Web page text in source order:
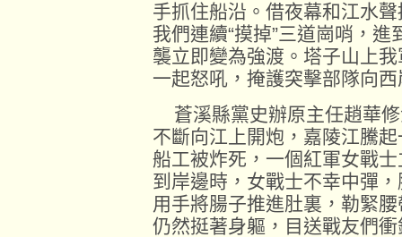
手抓住船沿。借夜幕和江水
我們連續“摸掉”三道崗哨，
襲立即變為強渡。塔子山上
一起怒吼，掩護突擊部隊向
蒼溪縣黨史辦原主任趙華
不斷向江上開炮，嘉陵江騰
船工被炸死，一個紅軍女戰
到岸邊時，女戰士不幸中彈
用手將腸子推進肚裏，勒緊
仍然挺著身軀，目送戰友們